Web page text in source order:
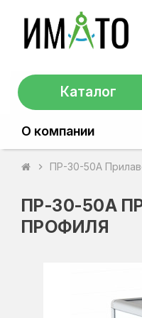
Каталог
О компании
chevron_right ПР-30-50А
ПР-30-50А
ПРОФИЛЯ